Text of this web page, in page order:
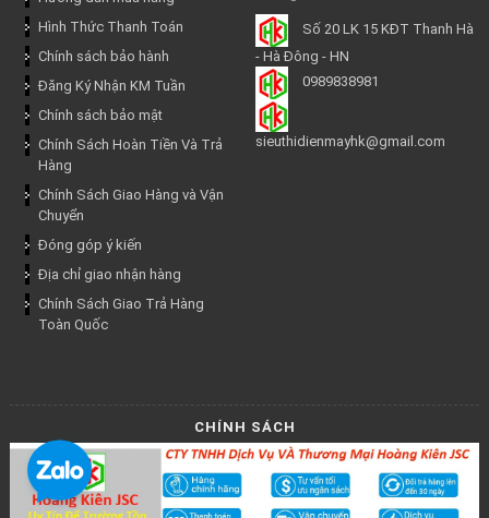
Hình Thức Thanh Toán
Chính sách bảo hành
Đăng Ký Nhận KM Tuần
Chính sách bảo mật
Chính Sách Hoàn Tiền Và Trả
Hàng
Chính Sách Giao Hàng và Vận
Chuyển
Đóng góp ý kiến
Địa chỉ giao nhận hàng
Chính Sách Giao Trả Hàng
Toàn Quốc
Số 20 LK 15 KĐT Thanh Hà
- Hà Đông - HN
0989838981
sieuthidienmayhk@gmail.com
CHÍNH SÁCH